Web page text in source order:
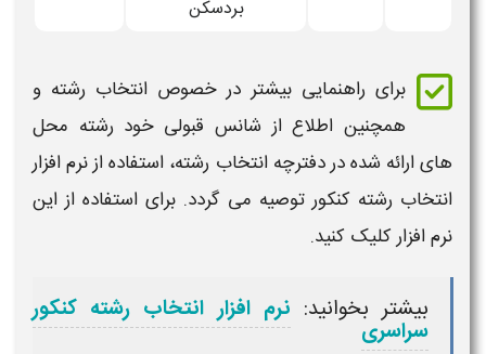
بردسکن
برای راهنمایی بیشتر در خصوص انتخاب رشته و
همچنین اطلاع از شانس قبولیخود رشته محل
های ارائه شده در دفترچه انتخاب رشته، استفاده از نرم افزار
انتخاب رشته کنکور توصیه می گردد. برای استفاده از این
نرم افزار کلیک کنید.
بیشتر بخوانید: نرم افزار انتخاب رشته کنکور
سراسری